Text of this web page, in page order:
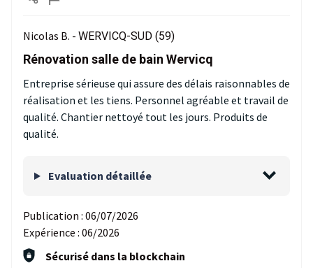
Nicolas B. - WERVICQ-SUD (59)
Rénovation salle de bain Wervicq
Entreprise sérieuse qui assure des délais raisonnables de
réalisation et les tiens. Personnel agréable et travail de
qualité. Chantier nettoyé tout les jours. Produits de
qualité.
Evaluation détaillée
Publication : 06/07/2026
Expérience : 06/2026
Sécurisé dans la blockchain